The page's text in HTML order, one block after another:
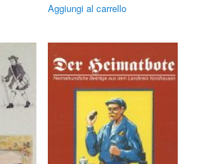
Aggiungi al carrello